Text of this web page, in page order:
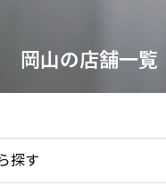
岡山の店舗一覧
探す